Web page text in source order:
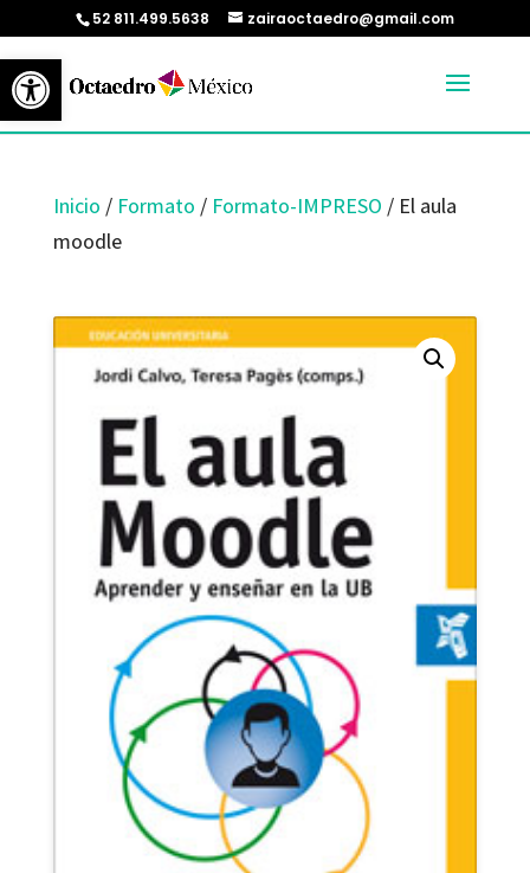
Abrir barra de herramientas
52 811.499.5638 zairaoctaedro@gmail.com
Inicio / Formato / Formato-IMPRESO / El aula
moodle